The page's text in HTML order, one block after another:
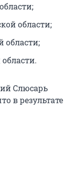
области;
области;
Слюсарь
в результате